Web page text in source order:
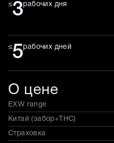
≤3рабочих дня
≤5рабочих дней
О цене
EXW range
Китай (забор+THC)
Страховка